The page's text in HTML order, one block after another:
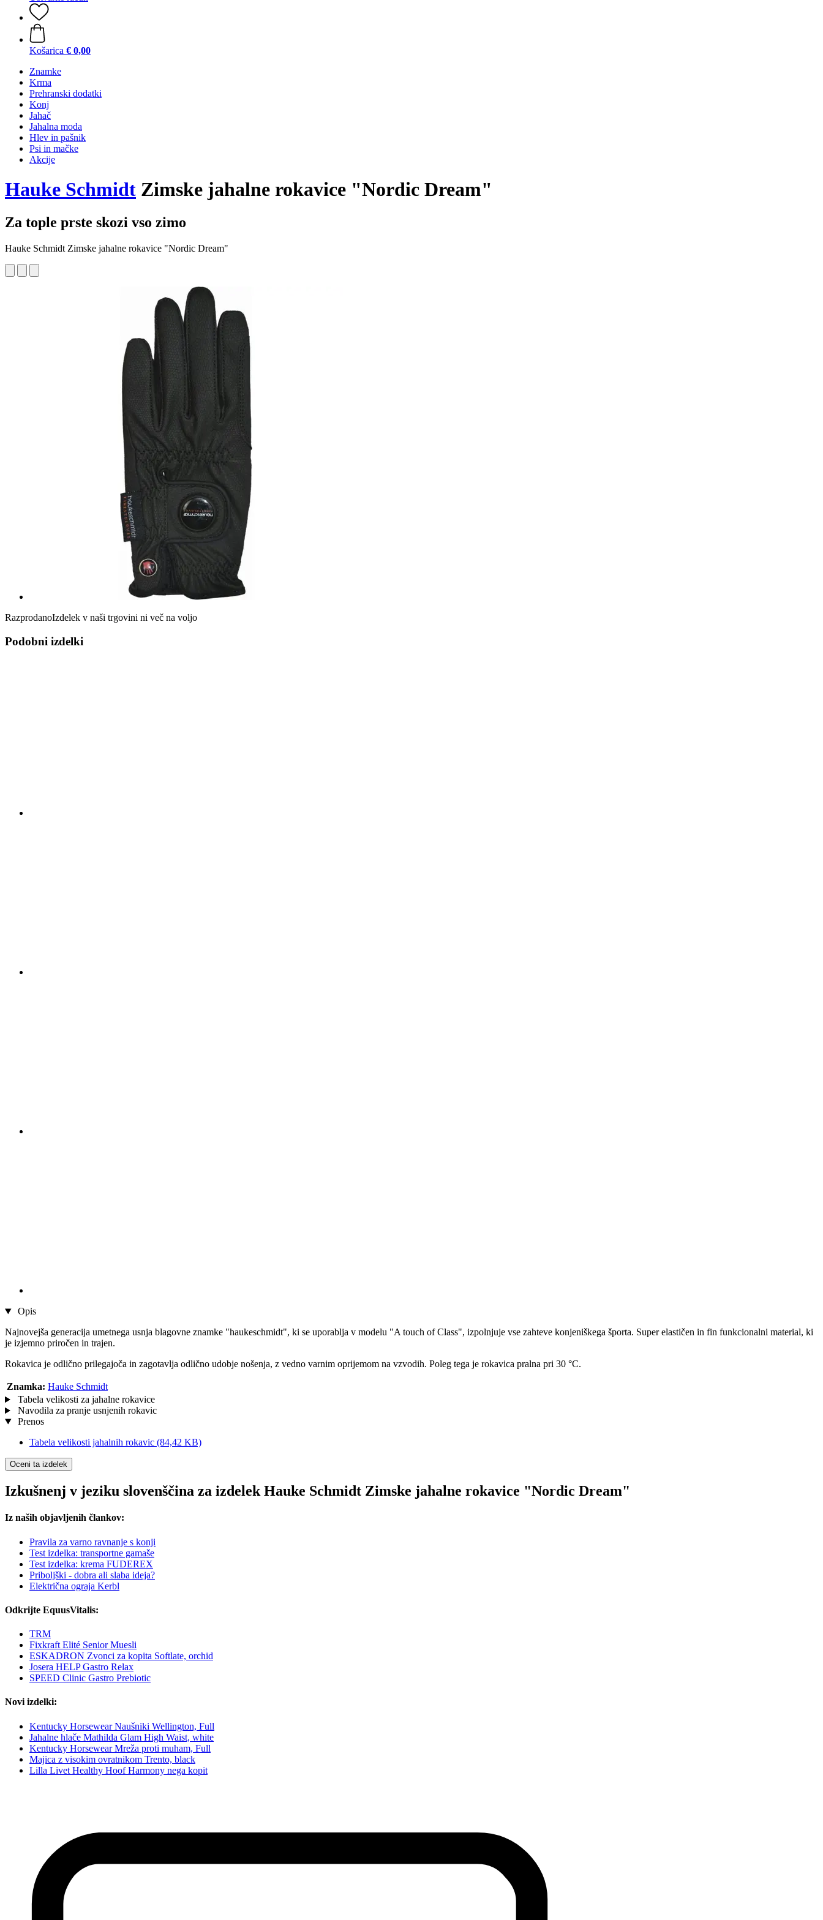
Košarica € 0,00
Znamke
Krma
Prehranski dodatki
Konj
Jahač
Jahalna moda
Hlev in pašnik
Psi in mačke
Akcije
Hauke Schmidt Zimske jahalne rokavice "Nordic Dream"
Za tople prste skozi vso zimo
Hauke Schmidt Zimske jahalne rokavice "Nordic Dream"
RazprodanoIzdelek v naši trgovini ni več na voljo
Podobni izdelki
Opis
Najnovejša generacija umetnega usnja blagovne znamke "haukeschmidt", ki se uporablja v modelu "A touch of Class", izpolnjuje vse zahteve konjeniškega športa. Super elastičen in fin funkcionalni material, ki
je izjemno priročen in trajen.
Rokavica je odlično prilegajoča in zagotavlja odlično udobje nošenja, z vedno varnim oprijemom na vzvodih. Poleg tega je rokavica pralna pri 30 °C.
Znamka: Hauke Schmidt
Tabela velikosti za jahalne rokavice
Navodila za pranje usnjenih rokavic
Prenos
Tabela velikosti jahalnih rokavic (84,42 KB)
Oceni ta izdelek
Izkušnenj v jeziku slovenščina za izdelek Hauke Schmidt Zimske jahalne rokavice "Nordic Dream"
Iz naših objavljenih člankov:
Pravila za varno ravnanje s konji
Test izdelka: transportne gamaše
Test izdelka: krema FUDEREX
Priboljški - dobra ali slaba ideja?
Električna ograja Kerbl
Odkrijte EquusVitalis:
TRM
Fixkraft Elité Senior Muesli
ESKADRON Zvonci za kopita Softlate, orchid
Josera HELP Gastro Relax
SPEED Clinic Gastro Prebiotic
Novi izdelki:
Kentucky Horsewear Naušniki Wellington, Full
Jahalne hlače Mathilda Glam High Waist, white
Kentucky Horsewear Mreža proti muham, Full
Majica z visokim ovratnikom Trento, black
Lilla Livet Healthy Hoof Harmony nega kopit